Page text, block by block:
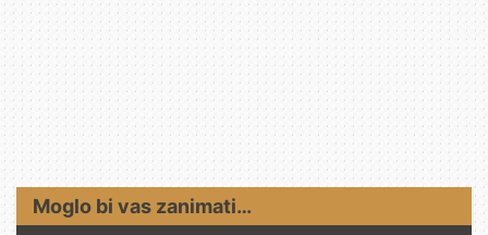
Moglo bi vas zanimati…